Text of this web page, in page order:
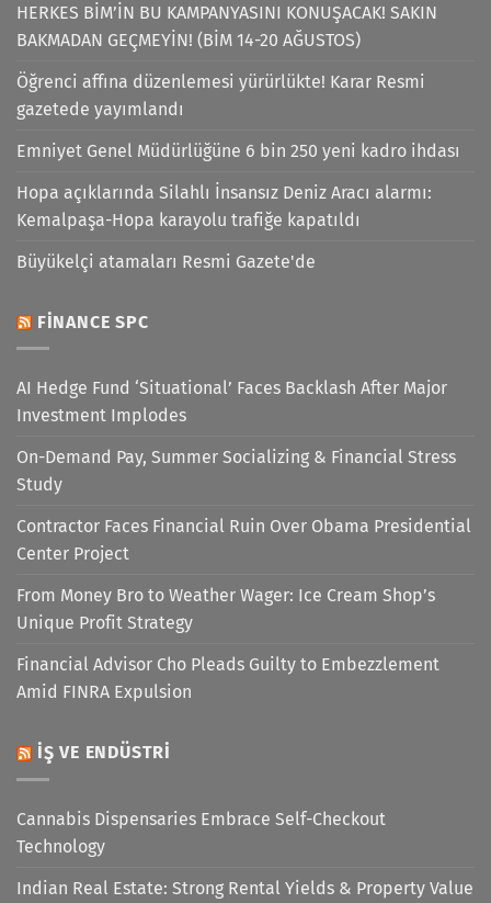
HERKES BİM’İN BU KAMPANYASINI KONUŞACAK! SAKIN
BAKMADAN GEÇMEYİN! (BİM 14-20 AĞUSTOS)
Öğrenci affına düzenlemesi yürürlükte! Karar Resmi
gazetede yayımlandı
Emniyet Genel Müdürlüğüne 6 bin 250 yeni kadro ihdası
Hopa açıklarında Silahlı İnsansız Deniz Aracı alarmı:
Kemalpaşa-Hopa karayolu trafiğe kapatıldı
Büyükelçi atamaları Resmi Gazete'de
FINANCE SPC
AI Hedge Fund ‘Situational’ Faces Backlash After Major
Investment Implodes
On-Demand Pay, Summer Socializing & Financial Stress
Study
Contractor Faces Financial Ruin Over Obama Presidential
Center Project
From Money Bro to Weather Wager: Ice Cream Shop’s
Unique Profit Strategy
Financial Advisor Cho Pleads Guilty to Embezzlement
Amid FINRA Expulsion
İŞ VE ENDÜSTRI
Cannabis Dispensaries Embrace Self-Checkout
Technology
Indian Real Estate: Strong Rental Yields & Property Value